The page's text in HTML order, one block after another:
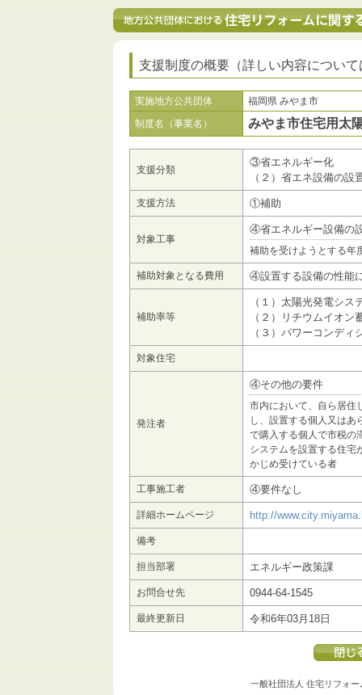
支援制度の概要（詳しい内容につい
実施地方公共団体
福岡県 みやま市
制度名（事業名）
みやま市住宅用太
支援分類
③省エネルギー化
（２）省エネ設備の設
支援方法 ①補助
対象工事
④省エネルギー設備の
補助を受けようとする年
補助対象となる費用 ④設置する設備の性能
補助率等
（１）太陽光発電
（２）リチウムイオ
（３）パワーコン
対象住宅
発注者
④その他の要件
市内において、自ら居住
し、設置する個人又はあ
で購入する個人で市税の
システムを設置する住宅
かじめ受けている者
工事施工者 ④要件なし
詳細ホームページ http://
備考
担当部署 エネルギー政策課
お問合せ先 0944-64-1545
最終更新日 令和6年03月18日
一般社団法人 住宅リフォー